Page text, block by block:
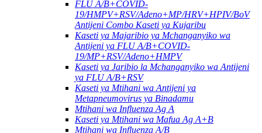
FLU A/B+COVID-
19/HMPV+RSV/Adeno+MP/HRV+HPIV/BoV
Antijeni Combo Kaseti ya Kujaribu
Kaseti ya Majaribio ya Mchanganyiko wa
Antijeni ya FLU A/B+COVID-
19/MP+RSV/Adeno+HMPV
Kaseti ya Jaribio la Mchanganyiko wa Antijeni
ya FLU A/B+RSV
Kaseti ya Mtihani wa Antijeni ya
Metapneumovirus ya Binadamu
Mtihani wa Influenza Ag A
Kaseti ya Mtihani wa Mafua Ag A+B
Mtihani wa Influenza A/B